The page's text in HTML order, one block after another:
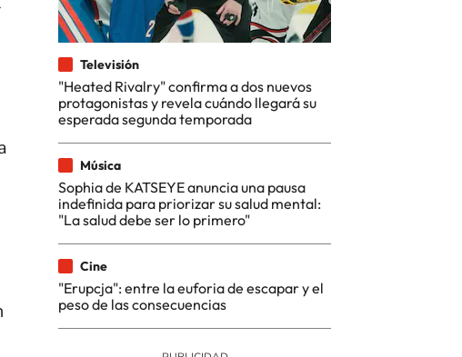
Televisión
"Heated Rivalry" confirma a dos nuevos
protagonistas y revela cuándo llegará su
esperada segunda temporada
Música
Sophia de KATSEYE anuncia una pausa
indefinida para priorizar su salud mental:
"La salud debe ser lo primero"
Cine
"Erupcja": entre la euforia de escapar y el
peso de las consecuencias